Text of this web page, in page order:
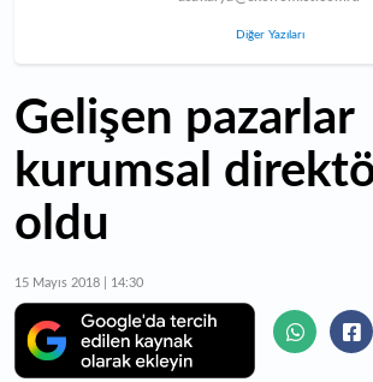
Diğer Yazıları
Gelişen pazarlar
kurumsal
oldu
15 Mayıs 2018 | 14:30